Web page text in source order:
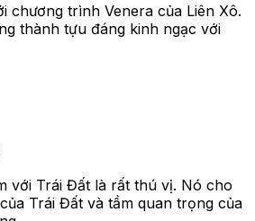
chương trình Venera của Liên Xô.
thành tựu đáng kinh ngạc với
với Trái Đất là rất thú vị. Nó cho
Trái Đất và tầm quan trọng của